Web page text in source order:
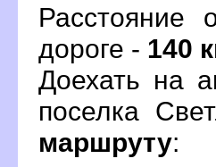
Расстояние
дороге - 140
Доехать на
поселка
маршруту: